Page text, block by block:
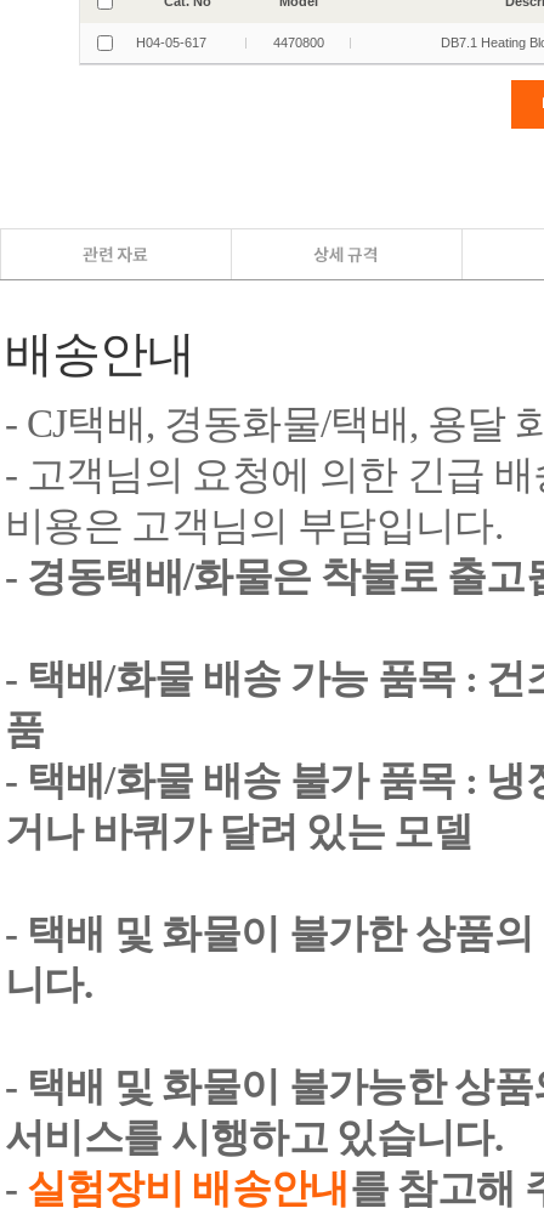
배송안내
- CJ택배, 경동화물/택배, 용달
- 고객님의 요청에 의한 긴급
비용은 고객님의 부담입니다.
- 경동택배/화물은 착불로 출고
- 택배/화물 배송 가능 품목 :
품
- 택배/화물 배송 불가 품목 :
거나 바퀴가 달려 있는 모델
- 택배 및 화물이 불가한 상품
니다.
- 택배 및 화물이 불가능한 상
서비스를 시행하고 있습니다.
- 실험장비 배송안내 를 참고해